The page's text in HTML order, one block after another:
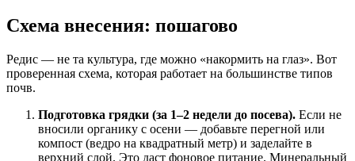
Схема внесения: пошагово
Редис — не та культура, где можно «накормить на глаз». Вот
проверенная схема, которая работает на большинстве типов
почв.
Подготовка грядки (за 1–2 недели до посева). Если не
вносили органику с осени — добавьте перегной или
компост (ведро на квадратный метр) и заделайте в
верхний слой. Это даст фоновое питание. Минеральный